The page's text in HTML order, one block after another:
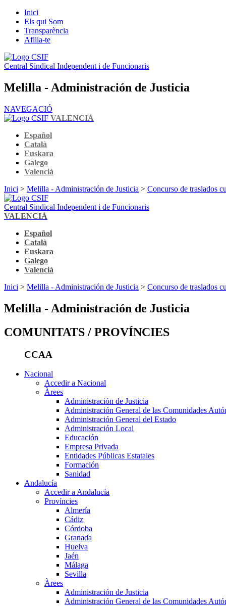
Inici
Els qui Som
Transparència
Afilia-te
Central Sindical Independent i de Funcionaris
Melilla - Administración de Justicia
NAVEGACIÓ
VALENCIÀ
Español
Català
Euskara
Galego
Valencià
Inici > Melilla - Administración de Justicia > Concurso de traslados
Central Sindical Independent i de Funcionaris
VALENCIÀ
Español
Català
Euskara
Galego
Valencià
Inici > Melilla - Administración de Justicia > Concurso de traslados
Melilla - Administración de Justicia
COMUNITATS / PROVÍNCIES
CCAA
Nacional
Accedir a Nacional
Àrees
Administración de Justicia
Administración General de las Comunidades
Administración General del Estado
Administración Local
Educación
Empresa Privada
Entidades Públicas Estatales
Formación
Sanidad
Andalucía
Accedir a Andalucía
Províncies
Almería
Cádiz
Córdoba
Granada
Huelva
Jaén
Málaga
Sevilla
Àrees
Administración de Justicia
Administración General de las Comunidades